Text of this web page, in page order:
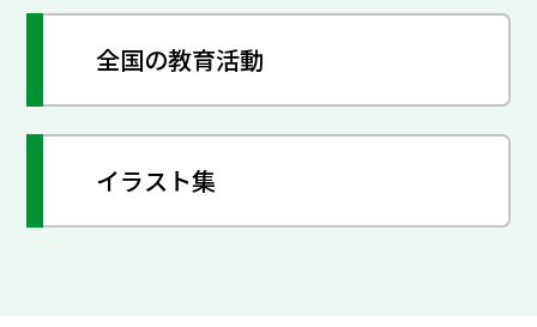
全国の教育活動
イラスト集